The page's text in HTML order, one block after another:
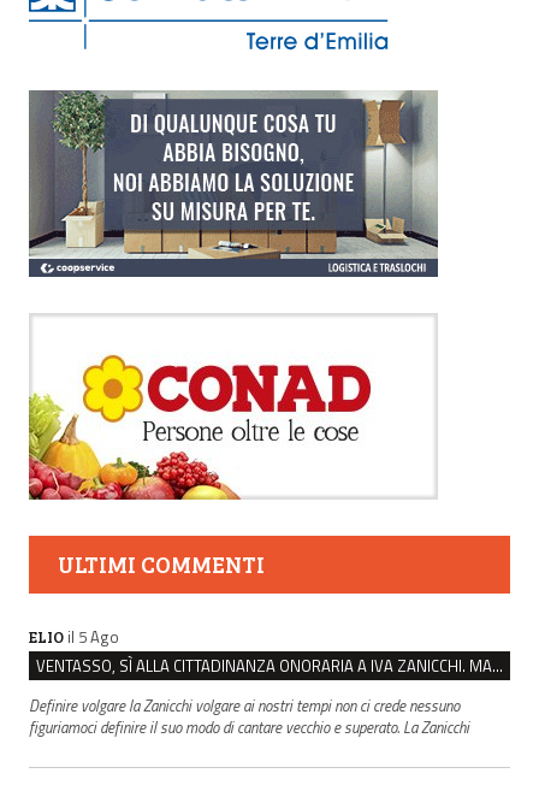
ULTIMI COMMENTI
ELIO il 5 Ago
VENTASSO, SÌ ALLA CITTADINANZA ONORARIA A IVA ZANICCHI. MA BARGIACCHI: “È DI PESSIMO GUSTO”
Definire volgare la Zanicchi volgare ai nostri tempi non ci crede nessuno
figuriamoci definire il suo modo di cantare vecchio e superato. La Zanicchi